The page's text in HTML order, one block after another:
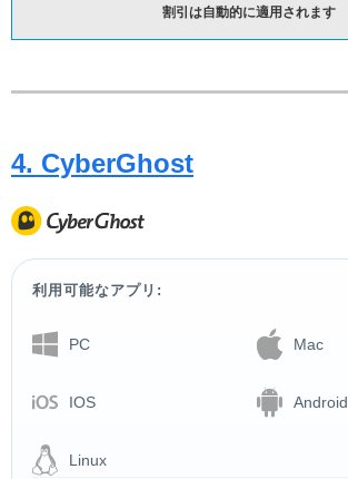
割引は自動的に適用されます
4. CyberGhost
利用可能なアプリ:
PC Mac
IOS Android
Linux